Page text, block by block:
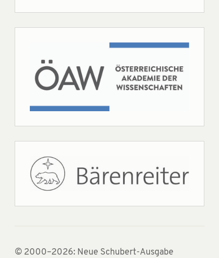
© 2000–2026: Neue Schubert-Ausgabe